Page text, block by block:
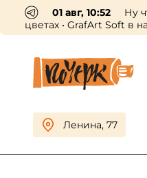
01 авг, 10:52
Ну
цветах • GrafArt Soft в
Ленина, 77